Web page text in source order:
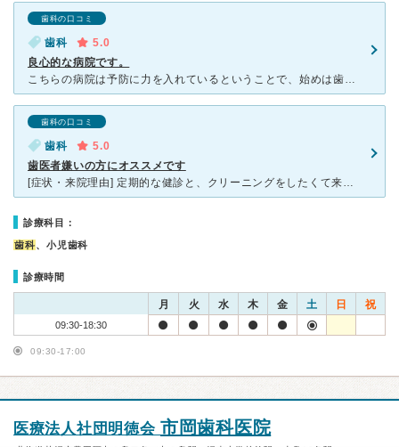
歯科の口コミ
歯科
5.0
良心的な病院です。
こちらの病院は予防に力を入れているということで、始めは歯のチェックとホワイト二ングに伺いました。 先生はとても優しくて、説明も丁寧でした。 安心したので(笑）、こちらでいろいろな治療をしていただき
歯科の口コミ
歯科
5.0
歯医者嫌いの方にオススメです
[症状・来院理由] 定期的な健診と、クリーニングをしたくて来院しました。 [医師の診断・治療法] 今回は衛生士の方の診察でしたが、そこそこ磨かれてはいるものの、やはり磨き残しもあるため、歯ブラシ
診療科目：
歯科、小児歯科
診療時間
月 火 水 木 金 土 日 祝
09:30-18:30
09:30-17:00
医療法人社団明徳会 市岡歯科医院